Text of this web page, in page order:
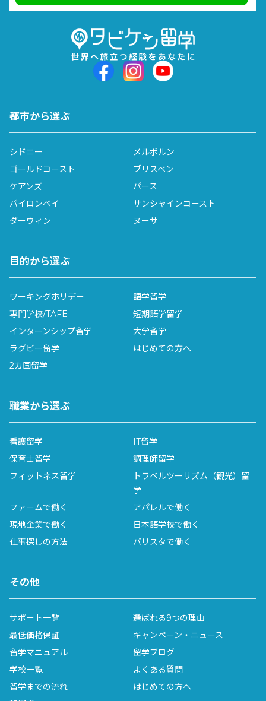
都市から選ぶ
シドニー
メルボルン
ゴールドコースト
ブリスベン
ケアンズ
パース
バイロンベイ
サンシャインコースト
ダーウィン
ヌーサ
目的から選ぶ
ワーキングホリデー
語学留学
専門学校/TAFE
短期語学留学
インターンシップ留学
大学留学
ラグビー留学
はじめての方へ
2カ国留学
職業から選ぶ
看護留学
IT留学
保育士留学
調理師留学
フィットネス留学
トラベルツーリズム（観光）留
学
ファームで働く
アパレルで働く
現地企業で働く
日本語学校で働く
仕事探しの方法
バリスタで働く
その他
サポート一覧
選ばれる9つの理由
最低価格保証
キャンペーン・ニュース
留学マニュアル
留学ブログ
学校一覧
よくある質問
留学までの流れ
はじめての方へ